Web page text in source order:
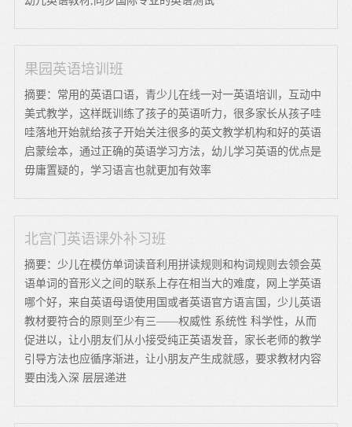
果园英语培训班
摘要：常用的英语口语，青少儿在线一对一英语培训，互动中
美式教学，这样既训练了孩子的英语听力，很多家长从孩子哇
哇落地开始就给孩子开始关注很多的英文教学机构和好的英语
启蒙绘本，通过正确的英语学习方法，幼儿学习英语的优点是
毋庸置疑的，学习语言也就更加有效率
北宫门英语课外补习班
摘要：少儿在模仿单词读音利用拼读规则和构词规则去领会英
语单词的音形义之间的联系上存在相当大的难度，网上学英语
哪个好，来自英语母语使用国或者英语官方语言国，少儿英语
教材要符合的原则至少有三——权威性 系统性 科学性，从而
促进以，让小朋友们从小接受纯正英语发音，家长老师的教学
引导方法也应循序渐进，让小朋友产生成就感，要求教材内容
要由浅入深 层层递进